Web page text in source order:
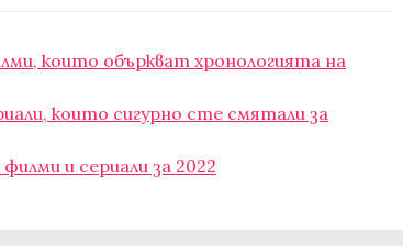
които объркват хронологията на
които сигурно сте смятали за
и сериали за 2022